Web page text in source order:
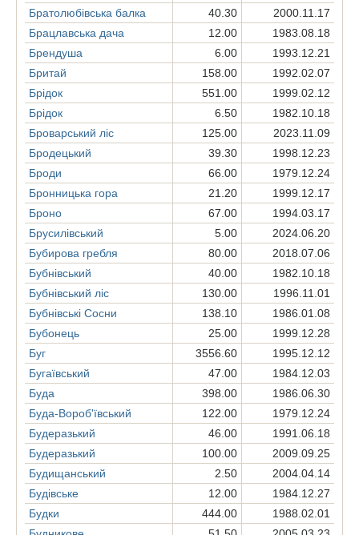
Братолюбівська балка
40.30
2000.11.17
Брацлавська дача
12.00
1983.08.18
Брендуша
6.00
1993.12.21
Бритай
158.00
1992.02.07
Брідок
551.00
1999.02.12
Брідок
6.50
1982.10.18
Броварський ліс
125.00
2023.11.09
Бродецький
39.30
1998.12.23
Броди
66.00
1979.12.24
Бронницька гора
21.20
1999.12.17
Броно
67.00
1994.03.17
Брусилівський
5.00
2024.06.20
Бубирова гребля
80.00
2018.07.06
Бубнівський
40.00
1982.10.18
Бубнівський ліс
130.00
1996.11.01
Бубнівські Сосни
138.10
1986.01.08
Бубонець
25.00
1999.12.28
Буг
3556.60
1995.12.12
Бугаївський
47.00
1984.12.03
Буда
398.00
1986.06.30
Буда-Вороб'ївський
122.00
1979.12.24
Будеразький
46.00
1991.06.18
Будеразький
100.00
2009.09.25
Будищанський
2.50
2004.04.14
Будівське
12.00
1984.12.27
Будки
444.00
1988.02.01